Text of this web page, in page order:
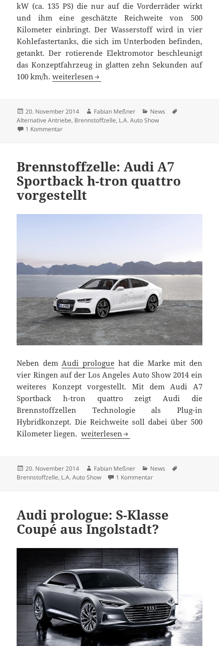
kW (ca. 135 PS) die nur auf die Vorderräder wirkt
und ihm eine geschätzte Reichweite von 500
Kilometer einbringt. Der Wasserstoff wird in vier
Kohlefastertanks, die sich im Unterboden befinden,
getankt. Der rotierende Elektromotor beschleunigt
das Konzeptfahrzeug in glatten zehn Sekunden auf
100 km/h.Brennstoffzelle: VW Golf Variant HyMotion
weiterlesen
Veröffentlicht
am
20. November 2014 Autor
Fabian Meßner Kategorien
News
Alternative Antriebe, Brennstoffzelle, L.A. Auto Show
1 Kommentarzu Brennstoffzelle: VW Golf Variant HyMotion vorgestellt
Brennstoffzelle: Audi A7
Sportback h-tron quattro
vorgestellt
Neben dem Audi prologue hat die Marke mit den
vier Ringen auf der Los Angeles Auto Show 2014 ein
weiteres Konzept vorgestellt. Mit dem Audi A7
Sportback h-tron quattro zeigt Audi die
Brennstoffzellen Technologie als Plug-in
Hybridkonzept. Die Reichweite soll dabei über 500
Kilometer liegen.Brennstoffzelle: Audi A7 Sportback
weiterlesen
Veröffentlicht
am
20. November 2014 Autor
Fabian Meßner Kategorien
News
Brennstoffzelle, L.A. Auto Show 1 Kommentarzu Brennstoffzelle:
Audi prologue: S-Klasse
Coupé aus Ingolstadt?